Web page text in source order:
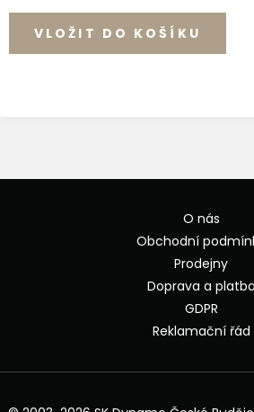
O nás
Obchodní
Prodejny
Doprava a platba
GDPR
Reklamační řád